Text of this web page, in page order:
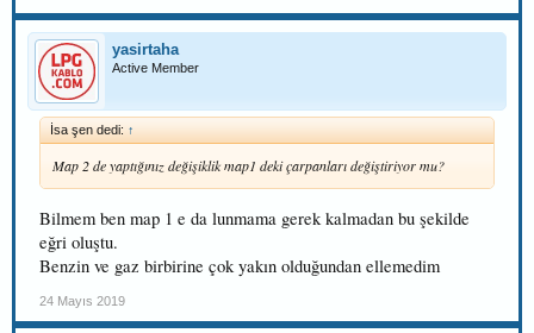
yasirtaha
Active Member
İsa şen dedi: ↑
Map 2 de yaptığınız değişiklik map1 deki çarpanları değiştiriyor mu?
Bilmem ben map 1 e da lunmama gerek kalmadan bu şekilde
eğri oluştu.
Benzin ve gaz birbirine çok yakın olduğundan ellemedim
24 Mayıs 2019